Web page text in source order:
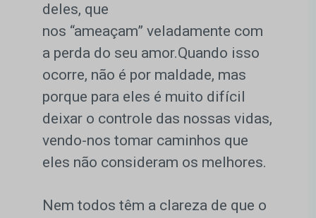
deles, que
nos “ameaçam” veladamente com
a perda do seu amor.Quando isso
ocorre, não é por maldade, mas
porque para eles é muito difícil
deixar o controle das nossas vidas,
vendo-nos tomar caminhos que
eles não consideram os melhores.
Nem todos têm a clareza de que o